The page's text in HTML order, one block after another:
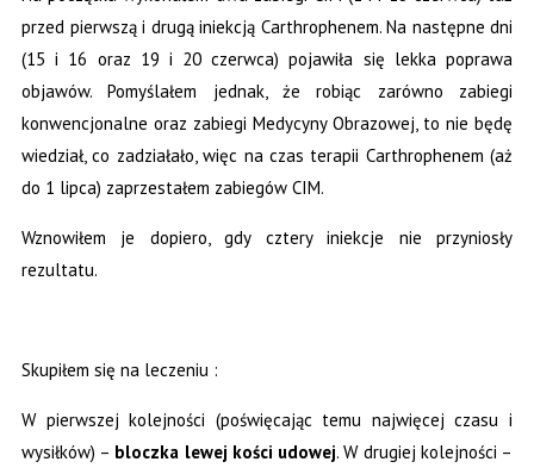
przed pierwszą i drugą iniekcją Carthrophenem. Na następne dni
(15 i 16 oraz 19 i 20 czerwca) pojawiła się lekka poprawa
objawów. Pomyślałem jednak, że robiąc zarówno zabiegi
konwencjonalne oraz zabiegi Medycyny Obrazowej, to nie będę
wiedział, co zadziałało, więc na czas terapii Carthrophenem (aż
do 1 lipca) zaprzestałem zabiegów CIM.
Wznowiłem je dopiero, gdy cztery iniekcje nie przyniosły
rezultatu.
Skupiłem się na leczeniu :
W pierwszej kolejności (poświęcając temu najwięcej czasu i
wysiłków) – bloczka lewej kości udowej. W drugiej kolejności –